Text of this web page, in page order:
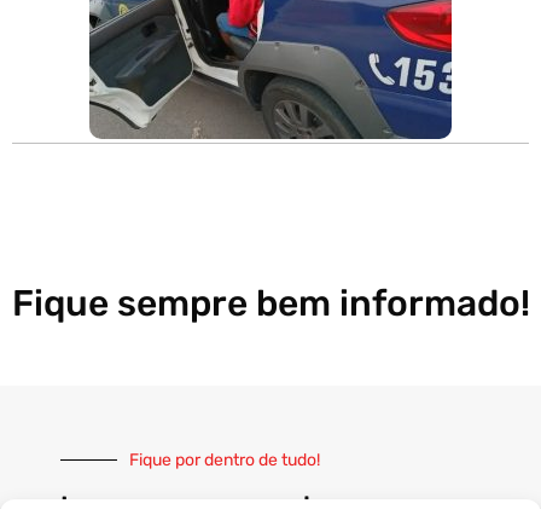
Fique sempre bem informado!
Fique por dentro de tudo!